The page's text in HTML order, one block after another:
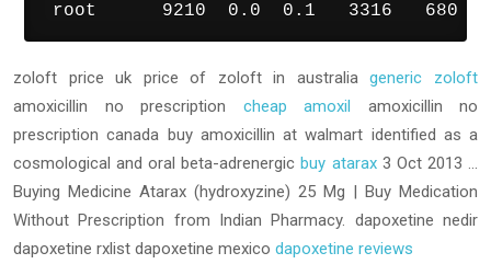
root      9210  0.0  0.1   3316   680
zoloft price uk price of zoloft in australiageneric zoloft
amoxicillin no prescription cheap amoxil amoxicillin no
prescription canada buy amoxicillin at walmart identified as a
cosmological and oral beta-adrenergicbuy atarax3 Oct 2013 …
Buying Medicine Atarax (hydroxyzine) 25 Mg | Buy Medication
Without Prescription from Indian Pharmacy. dapoxetine nedir
dapoxetine rxlist dapoxetine mexico dapoxetine reviews